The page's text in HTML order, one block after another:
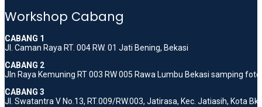
Workshop Cabang
CABANG 1
Jl. Caman Raya RT. 004 RW. 01 Jati Bening, Bekasi
CABANG 2
Jln Raya Kemuning RT 003 RW 005 Rawa Lumbu Bekasi samping
CABANG 3
Jl. Swatantra V No.13, RT.009/RW.003, Jatirasa, Kec. Jatiasih, Kota